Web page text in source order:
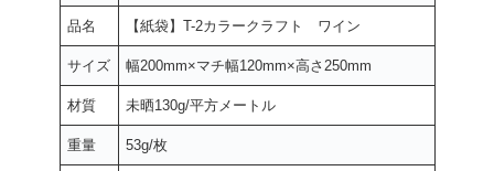
品名 【紙袋】T-2カラークラフト ワイン
サイズ 幅200mm×マチ幅120mm×高さ250mm
材質 未晒130g/平方メートル
重量 53g/枚